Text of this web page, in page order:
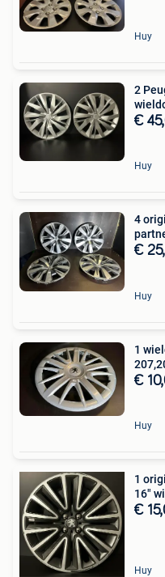
Huy
2
€
Huy
4
€
Huy
1
€
Huy
1
16"
€
Huy